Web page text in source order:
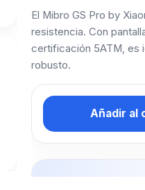
El Mibro GS Pro by
resistencia. Con
certificación 5ATM, es
robusto.
Añadir al